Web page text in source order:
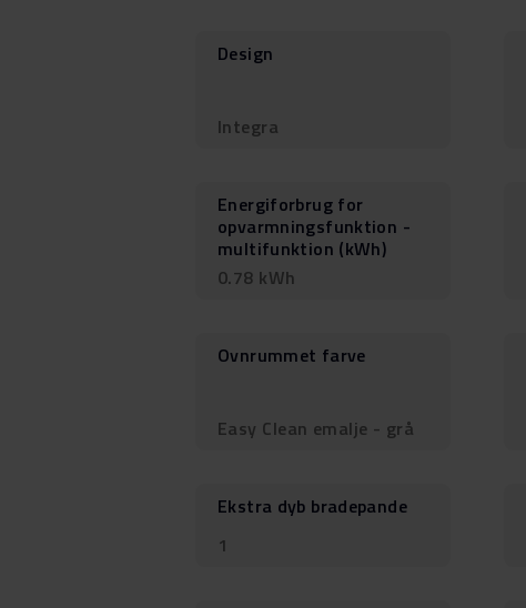
Design
Integra
Energiforbrug for
opvarmningsfunktion -
multifunktion (kWh)
0.78 kWh
Ovnrummet farve
Easy Clean emalje - grå
Ekstra dyb bradepande
1